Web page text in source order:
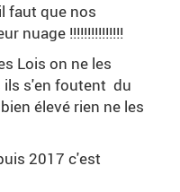
faut que nos
nuage !!!!!!!!!!!!!!!
Lois on ne les
ils s'en foutent du
élevé rien ne les
2017 c'est